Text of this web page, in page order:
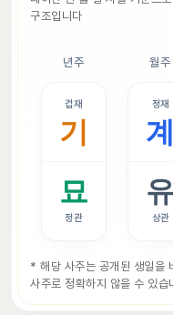
구조입니다
월주
정재
계
유
상관
년주
겁재
기
묘
정관
* 해당 사주는 공개된 생일을
사주로 정확하지 않을 수 있습